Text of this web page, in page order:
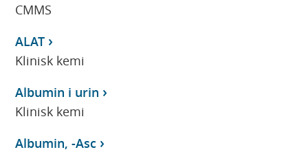
CMMS
ALAT
Klinisk kemi
Albumin i urin
Klinisk kemi
Albumin, -Asc